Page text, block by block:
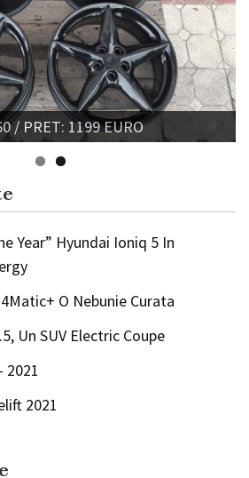
/ PRET: 1199 EURO
Year” Hyundai Ioniq 5 In
O Nebunie Curata
Un SUV Electric Coupe
2021
2021